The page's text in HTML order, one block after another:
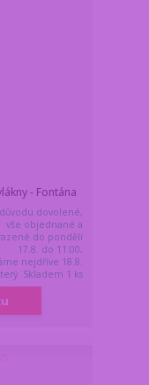
- Fontána
dovolené,
vše objednané a
do pondělí
17.8. do 11:00,
nejdříve 18.8.
Skladem 1 ks